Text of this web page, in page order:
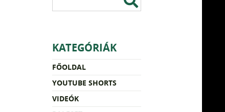
KATEGÓRIÁK
FŐOLDAL
YOUTUBE SHORTS
VIDEÓK